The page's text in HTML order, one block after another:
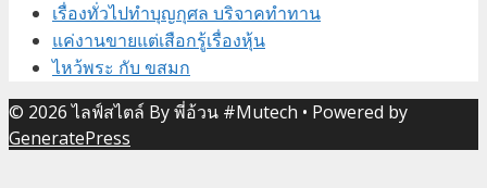
เรื่องทั่วไปทำบุญกุศล บริจาคทำทาน
แค่งานขายแต่เสือกรู้เรื่องหุ้น
ไหว้พระ กับ ขสมก
© 2026 ไลฟ์สไตล์ By พี่อ้วน #Mutech • Powered by
GeneratePress